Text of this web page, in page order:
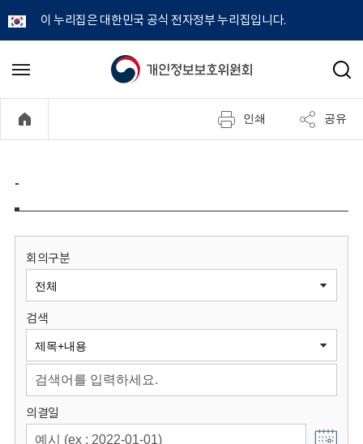
이 누리집은 대한민국 공식 전자정부 누리집입니다.
개
정
보
원
회
메
기
검
인쇄 공유
-
회의구분
검색
의결일